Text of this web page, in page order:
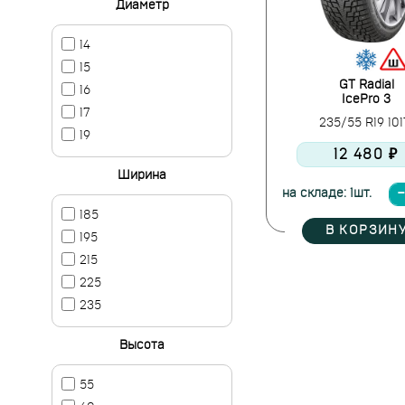
GT Radial
IcePro 3
235/55 R19
12 480 ₽
на складе: 1шт.
В
Диаметр
14
15
16
17
19
Ширина
185
195
215
225
235
Высота
55